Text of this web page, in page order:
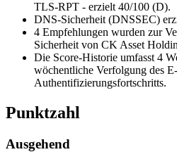
TLS-RPT - erzielt 40/100 (D).
DNS-Sicherheit (DNSSEC)
4 Empfehlungen wurden zur
Sicherheit von CK Asset
Die Score-Historie umfasst 4
wöchentliche Verfolgung des
Authentifizierungsfortschritts.
Punktzahl
Ausgehend